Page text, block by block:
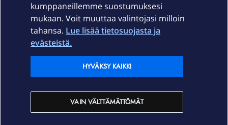
Ajankohtaista
Elisa Oyj
In English
kumppaneillemme suostumuksesi
mukaan. Voit muuttaa valintojasi milloin
tahansa. Lue lisää tietosuojasta ja
evästeistä.
VAIN VÄLTTÄMÄTTÖMÄT
HYVÄKSY KAIKKI